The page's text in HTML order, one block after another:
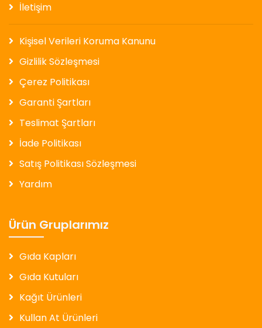
İletişim
Kişisel Verileri Koruma Kanunu
Gizlilik Sözleşmesi
Çerez Politikası
Garanti Şartları
Teslimat Şartları
İade Politikası
Satış Politikası Sözleşmesi
Yardım
Ürün Gruplarımız
Gıda Kapları
Gıda Kutuları
Kağıt Ürünleri
Kullan At Ürünleri